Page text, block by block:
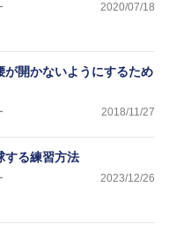
2020/07/18
が開かないようにするため
2018/11/27
する練習方法
2023/12/26